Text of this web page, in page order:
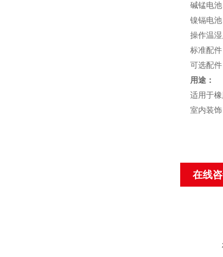
碱锰电
镍镉电
操作温
标准配
可选配
用途：
适用于
室内装
在线